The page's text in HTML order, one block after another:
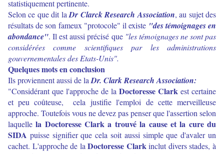
statistiquement pertinente.
Selon ce que dit laDr Clarck Research Association, au sujet des
résultats de son fameux "protocole" il existe "des témoignages en
abondance". Il est aussi précisé que "les témoignages ne sont pas
considérées comme scientifiques par les administrations
gouvernementales des Etats-Unis".
Quelques mots en conclusion
Ils proviennent aussi de la Dr. Clark Research Association:
"Considérant que l'approche de la Doctoresse Clark est certaine
et peu coûteuse, cela justifie l'emploi de cette merveilleuse
approche. Toutefois vous ne devez pas penser que l'assertion selon
laquellela Doctoresse Clark a trouvé la cause et la cure du
SIDA puisse signifier que cela soit aussi simple que d'avaler un
cachet. L'approche de laDoctoresse Clark inclut divers stades, à